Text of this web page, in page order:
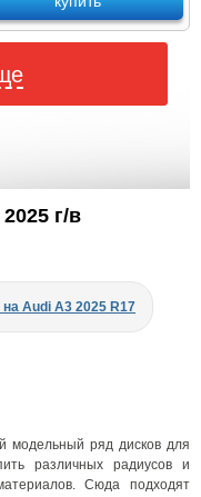
г/в
Audi A3 2025 R17
модельный ряд дисков для
различных радиусов и
Сюда подходят